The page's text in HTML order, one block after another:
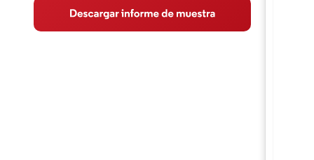
Tendencias Principales del Mercado